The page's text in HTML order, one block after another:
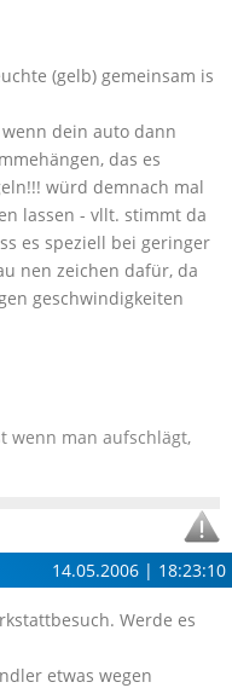
(gelb) gemeinsam is
dein auto dann
das es
würd demnach mal
lassen - vllt. stimmt da
es speziell bei geringer
nen zeichen dafür, da
geschwindigkeiten
wenn man aufschlägt,
14.05.2006 | 18:23:10
Werde es
etwas wegen